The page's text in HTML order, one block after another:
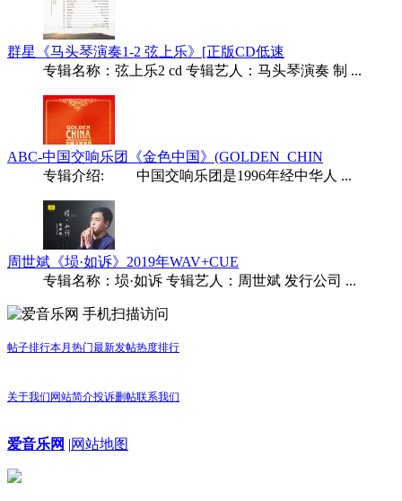
群星《马头琴演奏1-2 弦上乐》[正版CD低速
专辑名称：弦上乐2 cd 专辑艺人：马头琴演奏 制 ...
ABC-中国交响乐团《金色中国》(GOLDEN_CHIN
专辑介绍: 中国交响乐团是1996年经中华人 ...
周世斌《埙·如诉》2019年WAV+CUE
专辑名称：埙·如诉 专辑艺人：周世斌 发行公司 ...
手机扫描访问
帖子排行本月热门最新发帖热度排行
关于我们 网站简介投诉删帖联系我们
爱音乐网 |网站地图